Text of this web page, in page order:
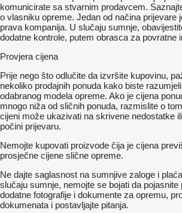
komunicirate sa stvarnim prodavcem.
o vlasniku opreme. Jedan od načina prijevare
prava kompanija. U slučaju sumnje,
dodatne kontrole, putem obrasca za povratne
Provjera cijena
Prije nego što odlučite da izvršite kupovinu,
nekoliko prodajnih ponuda kako biste
odabranog modela opreme. Ako je cijena
mnogo niža od sličnih ponuda, razmislite o
cijeni može ukazivati ​​na skrivene nedostatke
počini prijevaru.
Nemojte kupovati proizvode čija je cijena
prosječne cijene slične opreme.
Ne dajte saglasnost na sumnjive zaloge i
slučaju sumnje, nemojte se bojati da pojasnite
dodatne fotografije i dokumente za opremu,
dokumenata i postavljajte pitanja.